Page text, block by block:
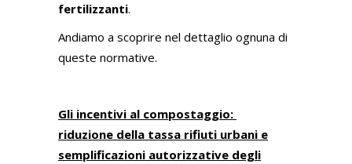
fertilizzanti.
Andiamo a scoprire nel dettaglio ognuna di
queste normative.
Gli incentivi al compostaggio:
riduzione della tassa rifiuti urbani e
semplificazioni autorizzative degli